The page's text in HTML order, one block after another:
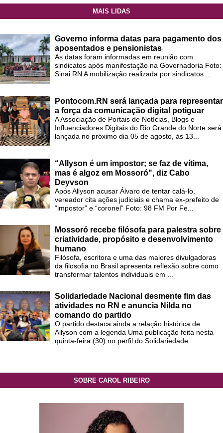
MAIS LIDAS
Governo informa datas para pagamento dos
aposentados e pensionistas
As datas foram informadas em reunião com
sindicatos após manifestação na Governadoria Foto:
Sinai RN A mobilização realizada por sindicatos ...
Pontocom.RN será lançada para representar
a força da comunicação digital potiguar
A Associação de Portais de Notícias, Blogs e
Influenciadores Digitais do Rio Grande do Norte será
lançada no próximo dia 05 de agosto, às 13...
“Allyson é um impostor; se faz de vítima,
mas é algoz em Mossoró", diz Cabo
Deyvson
Após Allyson acusar Álvaro de tentar calá-lo,
vereador cita ações judiciais e chama ex-prefeito de
“impostor” e “coronel” Foto: 98 FM Por Fe...
Mossoró recebe filósofa para palestra sobre
criatividade, propósito e desenvolvimento
humano
Filósofa, escritora e uma das maiores divulgadoras
da filosofia no Brasil apresenta reflexão sobre como
transformar talentos individuais em ...
Solidariedade Nacional desmente fim das
atividades no RN e anuncia Nilda no
comando do partido
O partido destaca ainda a relação histórica de
Allyson com a legenda Uma publicação feita nesta
quinta-feira (30) no perfil do Solidariedade...
SOBRE CAROL RIBEIRO